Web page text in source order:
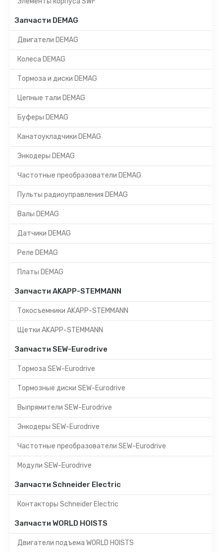
Запчасти DEMAG
Двигатели DEMAG
Колеса DEMAG
Тормоза и диски DEMAG
Цепные тали DEMAG
Буферы DEMAG
Канатоукладчики DEMAG
Энкодеры DEMAG
Частотные преобразователи DEMAG
Пульты радиоуправления DEMAG
Валы DEMAG
Датчики DEMAG
Реле DEMAG
Платы DEMAG
Запчасти AKAPP-STEMMANN
Токосъемники AKAPP-STEMMANN
Щетки AKAPP-STEMMANN
Запчасти SEW-Eurodrive
Тормоза SEW-Eurodrive
Тормозные диски SEW-Eurodrive
Выпрямители SEW-Eurodrive
Энкодеры SEW-Eurodrive
Частотные преобразователи SEW-Eurodrive
Модули SEW-Eurodrive
Запчасти Schneider Electric
Контакторы Schneider Electric
Запчасти WORLD HOISTS
Двигатели подъема WORLD HOISTS